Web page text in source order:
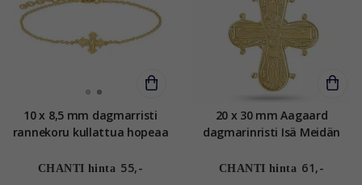
10 x 8,5 mm dagmarristi
rannekoru kullattua hopeaa
CHANTI hinta 55,-
20 x 30 mm Aagaard
dagmarinristi Isä Meidän
hopeaa
CHANTI hinta 61,-